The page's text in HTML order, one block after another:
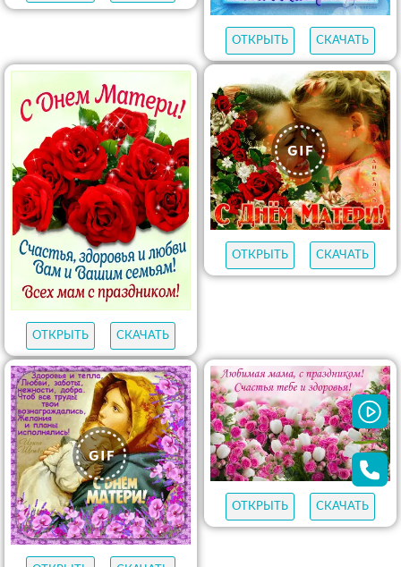
ОТКРЫТЬ СКАЧАТЬ
ОТКРЫТЬ СКАЧАТЬ
ОТКРЫТЬ СКАЧАТЬ